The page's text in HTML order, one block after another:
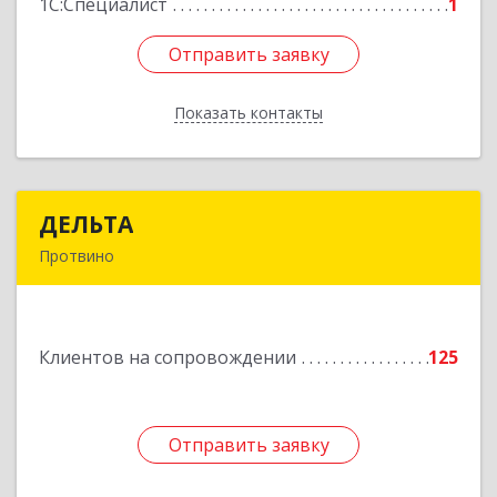
Отправить заявку
Показать контакты
Отправить заявку
Назад
ДЕЛЬТА
Протвино
Клиентов на сопровождении 125
Отправить заявку
Подробнее
Отправить заявку